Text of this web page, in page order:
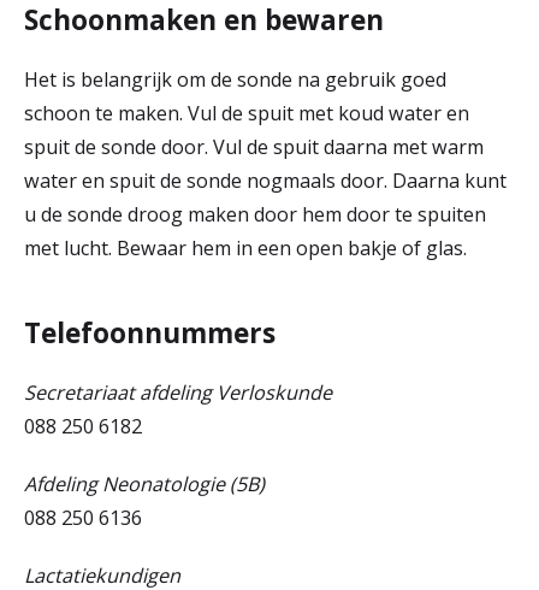
Schoonmaken en bewaren
Het is belangrijk om de sonde na gebruik goed
schoon te maken. Vul de spuit met koud water en
spuit de sonde door. Vul de spuit daarna met warm
water en spuit de sonde nogmaals door. Daarna kunt
u de sonde droog maken door hem door te spuiten
met lucht. Bewaar hem in een open bakje of glas.
Telefoonnummers
Secretariaat afdeling Verloskunde
088 250 6182
Afdeling Neonatologie (5B)
088 250 6136
Lactatiekundigen